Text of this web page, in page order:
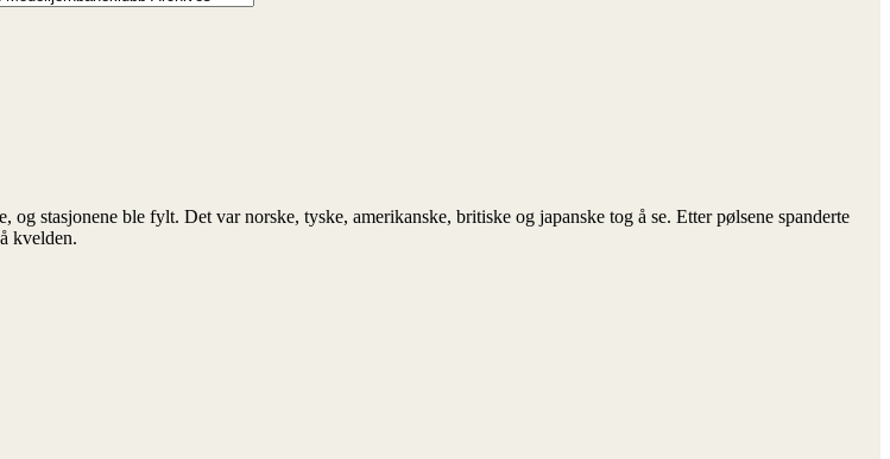
stasjonene ble fylt. Det var norske, tyske, amerikanske, britiske og japanske tog å se. Etter pølsene spanderte
kvelden.